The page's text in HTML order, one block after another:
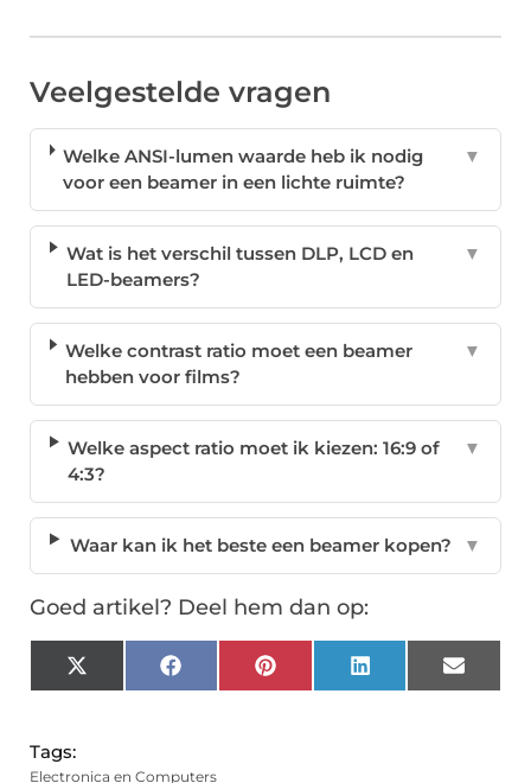
Veelgestelde vragen
Welke ANSI-lumen waarde heb ik nodig
voor een beamer in een lichte ruimte?
▼
Wat is het verschil tussen DLP, LCD en
LED-beamers?
▼
Welke contrast ratio moet een beamer
hebben voor films?
▼
Welke aspect ratio moet ik kiezen: 16:9 of
4:3?
▼
Waar kan ik het beste een beamer kopen? ▼
Goed artikel? Deel hem dan op:
X
(Twitter)
FacebookPinterest LinkedIn Email
Tags:
Electronica en Computers